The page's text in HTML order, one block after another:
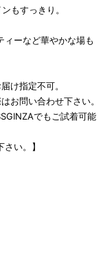
もすっきり。
ィーなど華やかな場も
け指定不可。
お問い合わせ下さい。
でもご試着可能
い。】